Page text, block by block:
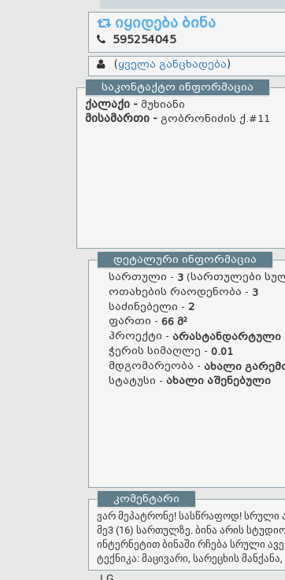
იყიდება ბინა
595254045
(ყველა განცხადება)
საკონტაქტო ინფორმაცია
ქალაქი - მუხიანი
მისამართი - გობრონიძის ქ.#11
დეტალური ინფორმაცია
სართული - 3 (სართულები
ოთახების რაოდენობა - 3
საძინებელი - 2
ფართი - 66 მ²
პროექტი - არასტანდარტული
ჭერის სიმაღლე - 0.01
მდგომარეობა - ახალი
სტატუსი - ახალი აშენებული
კომენტარი
ვარ მეპატრონე! სასწრაფოდ! სრული ავეჯით და ტექნიკით! იყიდება ბინა, მუხიანის დასაწყისში (ახმეტელის თეატრის მეტროდან 7 წუთის სავალზე) ახალაშენებული კორპუსის
მე3 (16) სართულზე. ბინა არის
ინტერნეტით ბინაში რჩება სრული